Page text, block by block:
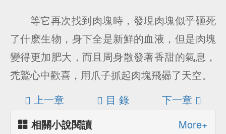
等它再次找到肉塊時，發現肉塊似乎砸死
了什麽生物，身下全是新鮮的血液，但是肉塊
變得更加肥大，而且周身散發著香甜的氣息，
禿鷲心中歡喜，用爪子抓起肉塊飛曏了天空。
上一章
目 錄
下一章
相關小說閱讀
More+